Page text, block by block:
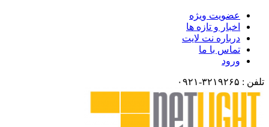
عضویت ویژه
اخبار و تازه ها
درباره نت لایت
تماس با ما
ورود
تلفن : ۳۲۱۹۲۶۵-۰۹۲۱